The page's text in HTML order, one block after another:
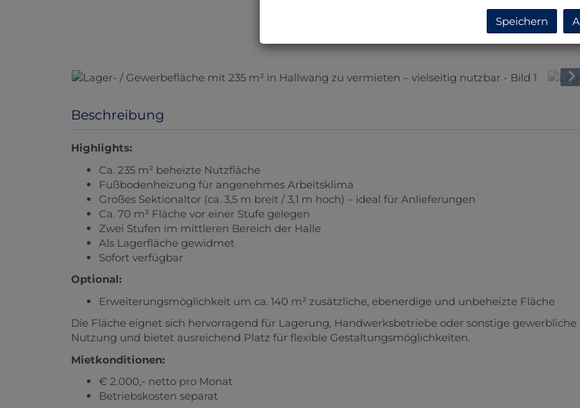
Beschreibung
Highlights:
Ca. 235 m² beheizte Nutzfläche
Fußbodenheizung für angenehmes Arbeitsklima
Großes Sektionaltor (ca. 3,5 m breit / 3,1 m hoch) – ideal für Anlieferungen
Ca. 70 m² Fläche vor einer Stufe gelegen
Zwei Stufen im mittleren Bereich der Halle
Als Lagerfläche gewidmet
Sofort verfügbar
Optional:
Erweiterungsmöglichkeit um ca. 140 m² zusätzliche, ebenerdige und unbeheizte Fläche
Die Fläche eignet sich hervorragend für Lagerung, Handwerksbetriebe oder sonstige gewerbliche
Nutzung und bietet ausreichend Platz für flexible Gestaltungsmöglichkeiten.
Mietkonditionen:
€ 2.000,- netto pro Monat
Betriebskosten separat
Speichern